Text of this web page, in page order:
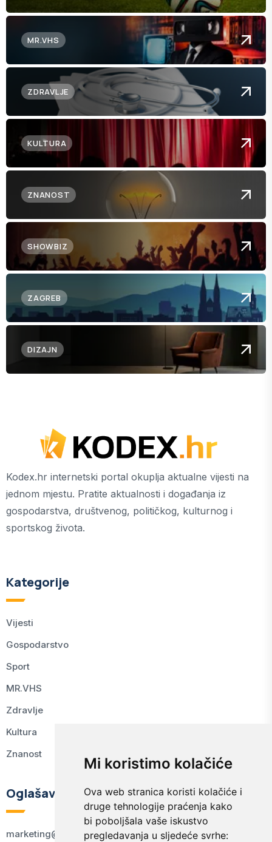
Mi koristimo kolačiće
Ova web stranica koristi kolačiće i
druge tehnologije praćenja kako
bi poboljšala vaše iskustvo
pregledavanja u sljedeće svrhe:
MR.VHS
ZDRAVLJE
KULTURA
ZNANOST
SHOWBIZ
ZAGREB
DIZAJN
Kodex.hr internetski portal okuplja aktualne vijesti na
jednom mjestu. Pratite aktualnosti i događanja iz
gospodarstva, društvenog, političkog, kulturnog i
sportskog života.
Kategorije
Vijesti
Gospodarstvo
Sport
MR.VHS
Zdravlje
Kultura
Znanost
Oglašavanje
marketing@kodex.hr